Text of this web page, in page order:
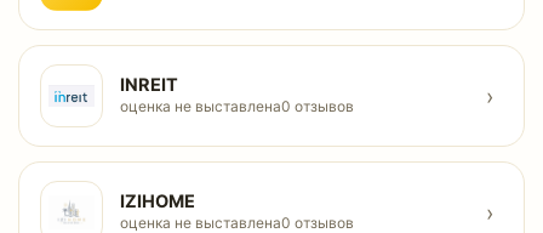
INREIT
оценка не выставлена0 отзывов ›
IZIHOME
оценка не выставлена0 отзывов ›